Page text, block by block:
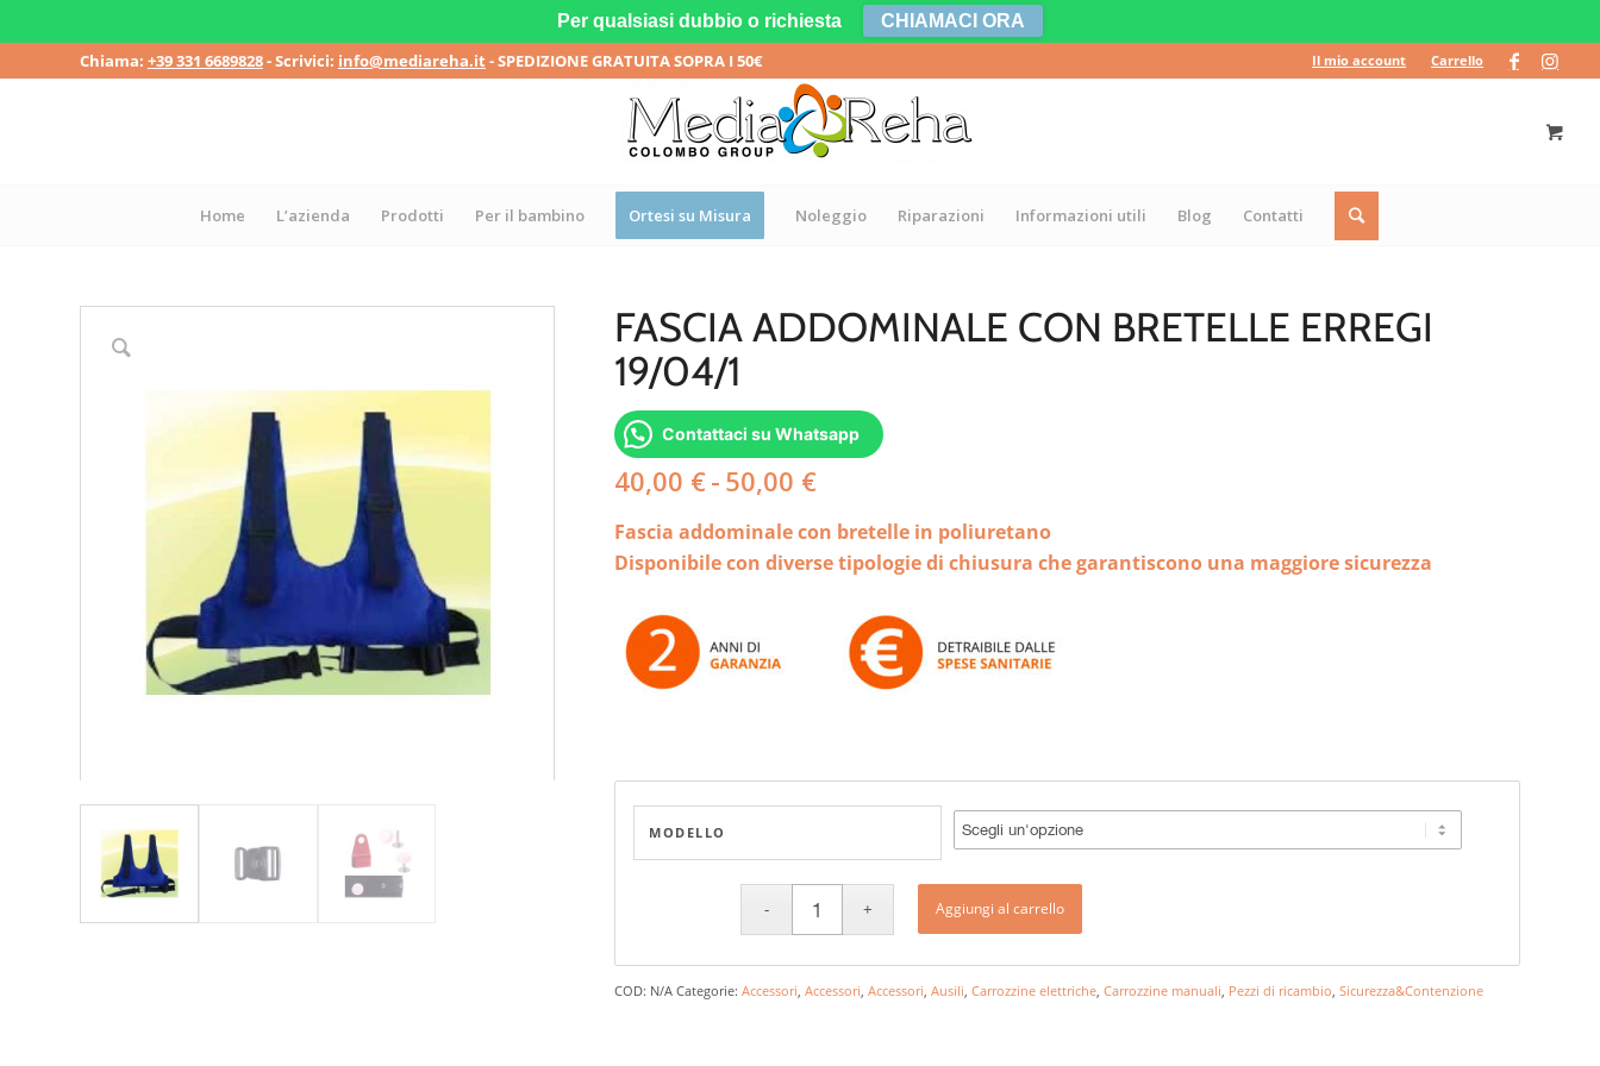
Il mio account Carrello
Chiama: +39 331 6689828- Scrivici: info@mediareha.it- SPEDIZIONE GRATUITA SOPRA I 50€
Home L’azienda Prodotti Per il bambino Ortesi su Misura Noleggio Riparazioni Informazioni utili Blog Contatti
FASCIA ADDOMINALE CON BRETELLE ERREGI
19/04/1
Contattaci su Whatsapp
40,00 €- 50,00 €Fascia
prezzo:
da
50,00 €
Fascia addominale con bretelle in poliuretano
Disponibile con diverse tipologie di chiusura che garantiscono una maggiore sicurezza
MODELLO
Aggiungi al carrello
COD: N/A Categorie:Accessori,Accessori,Accessori,Ausili,Carrozzine elettriche,Carrozzine manuali, Pezzi di ricambio,Sicurezza&Contenzione
Per qualsiasi dubbio o richiesta CHIAMACI ORA